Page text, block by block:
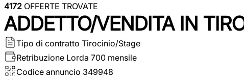
4172 OFFERTE TROVATE
ADDETTO/VENDITA IN
Tipo di contratto Tirocinio/Stage
Retribuzione Lorda 700 mensile
Codice annuncio 349948